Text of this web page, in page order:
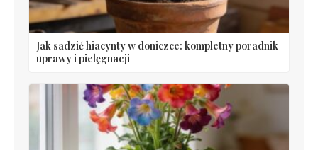
Jak sadzić hiacynty w doniczce: kompletny poradnik
uprawy i pielęgnacji